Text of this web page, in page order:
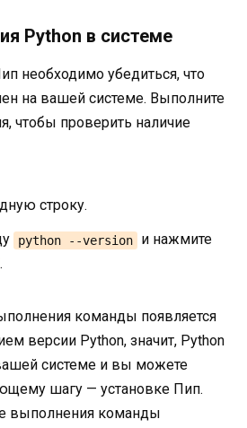
Python в системе
необходимо убедиться, что
на вашей системе. Выполните
чтобы проверить наличие
строку.
python --version
и нажмите
.
команды появляется
версии Python, значит, Python
системе и вы можете
шагу — установке Пип.
выполнения команды